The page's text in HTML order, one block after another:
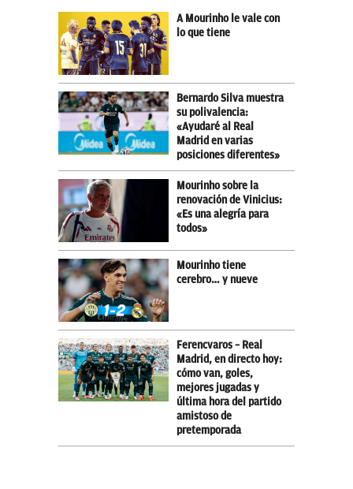
A Mourinho le vale con
lo que tiene
Bernardo Silva muestra
su polivalencia:
«Ayudaré al Real
Madrid en varias
posiciones diferentes»
Mourinho sobre la
renovación de Vinicius:
«Es una alegría para
todos»
Mourinho tiene
cerebro… y nueve
Ferencvaros – Real
Madrid, en directo hoy:
cómo van, goles,
mejores jugadas y
última hora del partido
amistoso de
pretemporada